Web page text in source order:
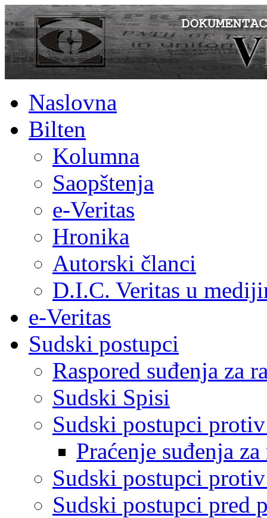
Naslovna
Bilten
Kolumna
Saopštenja
e-Veritas
Hronika
Autorski članci
D.I.C. Veritas u
e-Veritas
Sudski postupci
Raspored suđenja za
Sudski Spisi
Sudski postupci
Praćenje suđenja
Sudski postupci
Sudski postupci pred